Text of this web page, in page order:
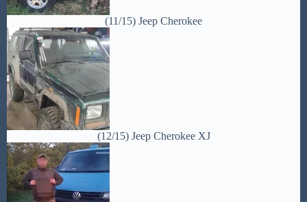
(11/15) Jeep Cherokee
(12/15) Jeep Cherokee XJ